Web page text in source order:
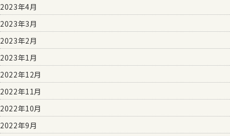
2023年4月
2023年3月
2023年2月
2023年1月
2022年12月
2022年11月
2022年10月
2022年9月